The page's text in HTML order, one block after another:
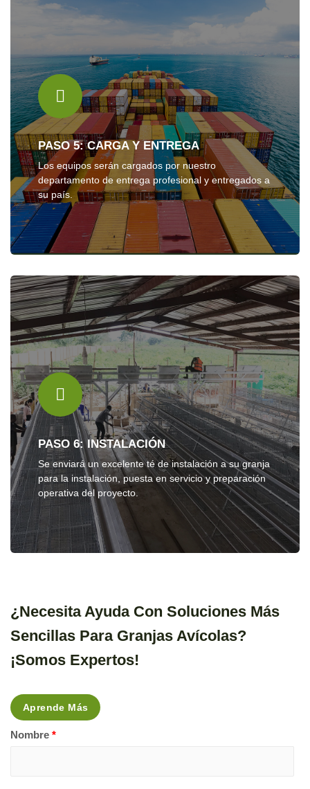
PASO 5: CARGA Y ENTREGA
Los equipos serán cargados por nuestro
departamento de entrega profesional y entregados a
su país.
PASO 6: INSTALACIÓN
Se enviará un excelente té de instalación a su granja
para la instalación, puesta en servicio y preparación
operativa del proyecto.
¿Necesita Ayuda Con Soluciones Más
Sencillas Para Granjas Avícolas?
¡Somos Expertos!
Aprende Más
Nombre *